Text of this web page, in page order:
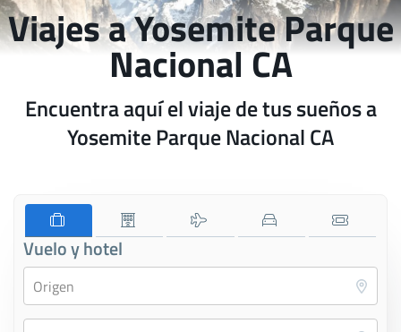
Viajes a Yosemite Parque
Nacional CA
Encuentra aquí el viaje de tus sueños a
Yosemite Parque Nacional CA
Vuelo y hotel